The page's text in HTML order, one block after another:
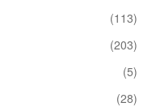
(113)
(203)
(5)
(28)